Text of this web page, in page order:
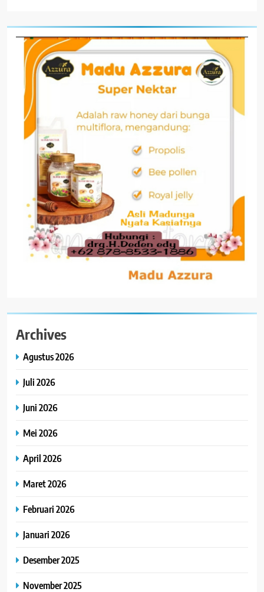
Archives
Agustus 2026
Juli 2026
Juni 2026
Mei 2026
April 2026
Maret 2026
Februari 2026
Januari 2026
Desember 2025
November 2025